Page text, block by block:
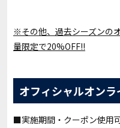
※その他、過去シーズンの
量限定で20%OFF!!
オフィシャルオン
■実施期間・クーポン使用